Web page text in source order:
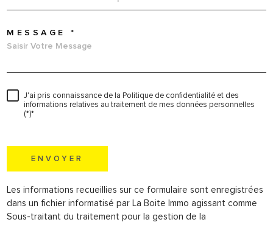
MESSAGE *
J'ai pris connaissance de la Politique de confidentialité et des
informations relatives au traitement de mes données personnelles
(*)*
ENVOYER
Les informations recueillies sur ce formulaire sont enregistrées
dans un fichier informatisé par La Boite Immo agissant comme
Sous-traitant du traitement pour la gestion de la